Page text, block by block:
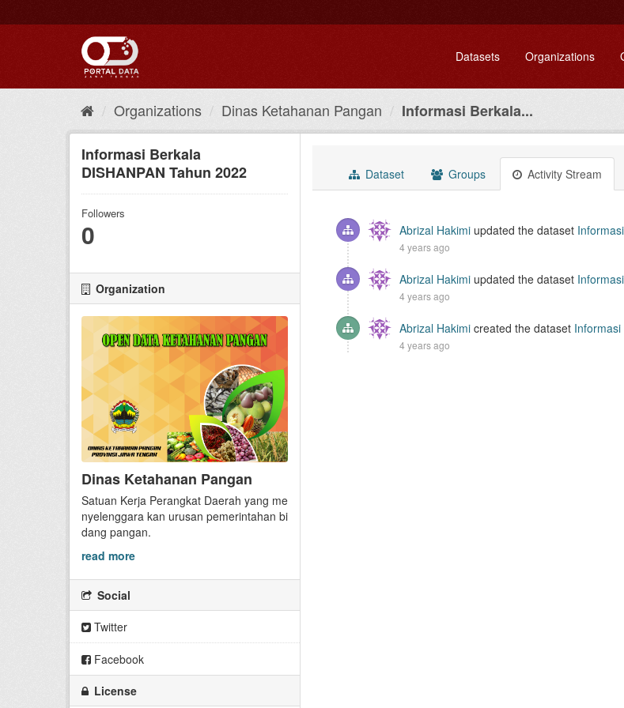
to
Datasets Organizations
Organizations Dinas Ketahanan Pangan Informasi Berkala...
Informasi Berkala
DISHANPAN Tahun 2022
Followers
0
Organization
Dinas Ketahanan Pangan
Satuan Kerja Perangkat Daerah yang me
nyelenggara kan urusan pemerintahan bi
dang pangan.
read more
Social
Twitter
Facebook
License
Dataset Groups Activity Stream
Abrizal Hakimi updated the dataset
4 years ago
Abrizal Hakimi updated the dataset
4 years ago
Abrizal Hakimi created the dataset Informasi
4 years ago